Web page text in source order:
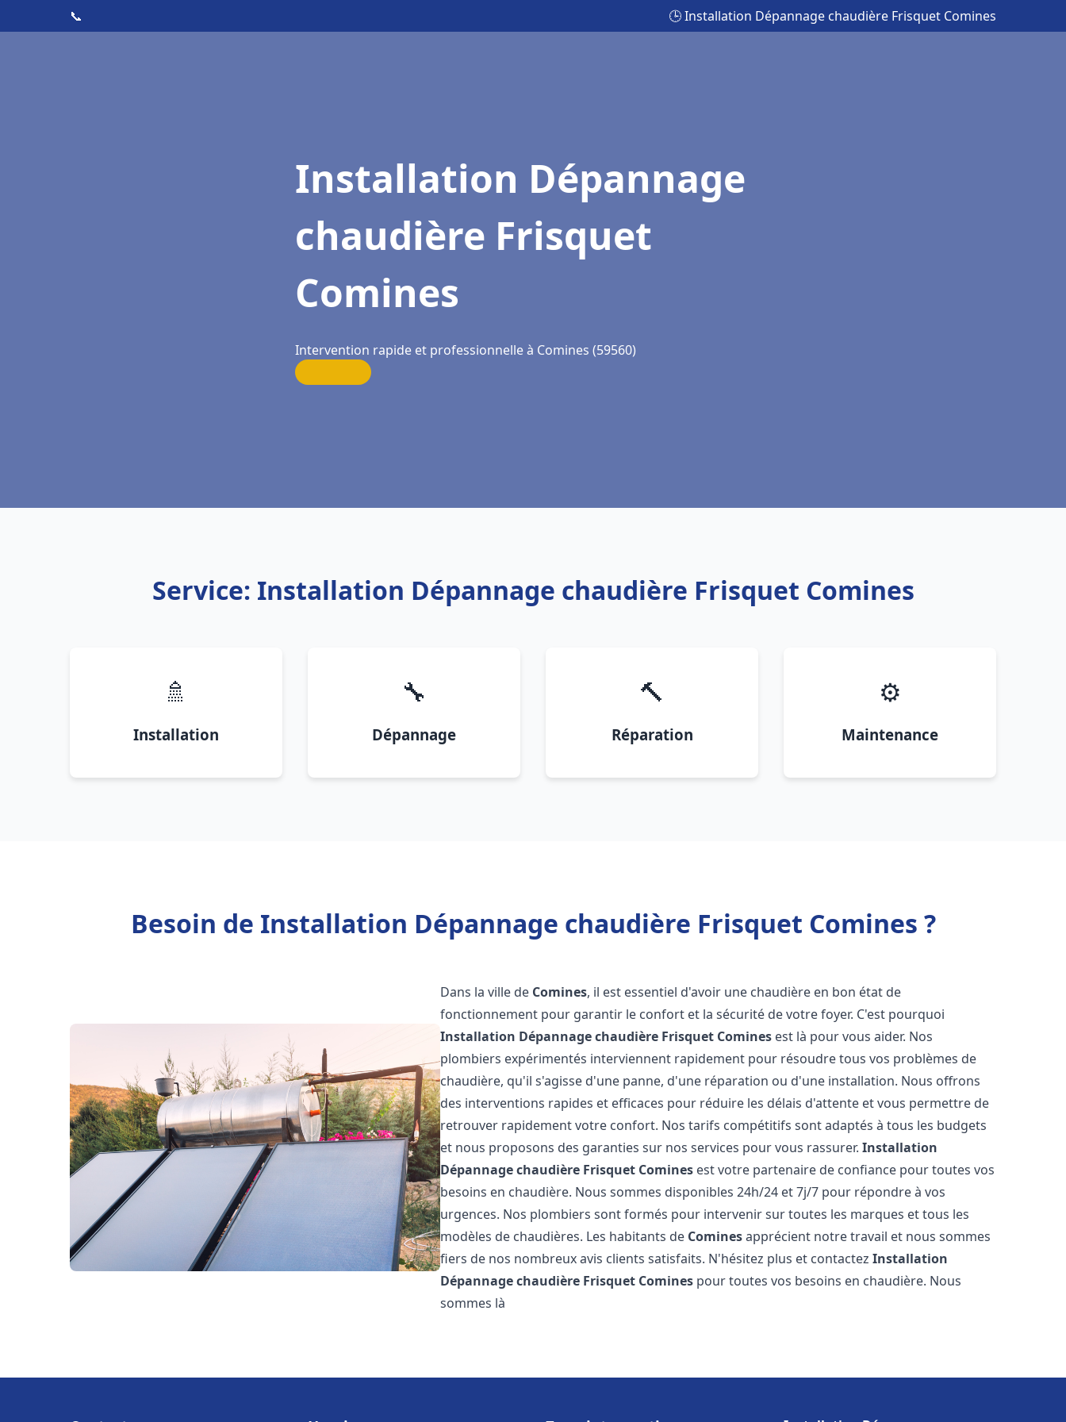
📞 🕒 Installation Dépannage chaudière Frisquet Comines
Installation Dépannage
chaudière Frisquet
Comines
Intervention rapide et professionnelle à Comines (59560)
Service: Installation Dépannage chaudière Frisquet Comines
🚿
Installation
🔧
Dépannage
🔨
Réparation
⚙️
Maintenance
Besoin de Installation Dépannage chaudière Frisquet Comines ?
Dans la ville de Comines, il est essentiel d'avoir une chaudière en bon état de
fonctionnement pour garantir le confort et la sécurité de votre foyer. C'est pourquoi
Installation Dépannage chaudière Frisquet Comines est là pour vous aider. Nos
plombiers expérimentés interviennent rapidement pour résoudre tous vos problèmes de
chaudière, qu'il s'agisse d'une panne, d'une réparation ou d'une installation. Nous offrons
des interventions rapides et efficaces pour réduire les délais d'attente et vous permettre de
retrouver rapidement votre confort. Nos tarifs compétitifs sont adaptés à tous les budgets
et nous proposons des garanties sur nos services pour vous rassurer.Installation
Dépannage chaudière Frisquet Comines est votre partenaire de confiance pour toutes vos
besoins en chaudière. Nous sommes disponibles 24h/24 et 7j/7 pour répondre à vos
urgences. Nos plombiers sont formés pour intervenir sur toutes les marques et tous les
modèles de chaudières. Les habitants de Cominesapprécient notre travail et nous sommes
fiers de nos nombreux avis clients satisfaits. N'hésitez plus et contactezInstallation
Dépannage chaudière Frisquet Comines pour toutes vos besoins en chaudière. Nous
sommes là